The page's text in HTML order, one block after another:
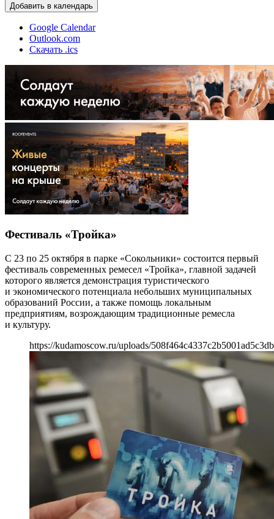
Добавить в календарь
Google Calendar
Outlook.com
Скачать .ics
Фестиваль «Тройка»
С 23 по 25 октября в парке «Сокольники» состоится первый
фестиваль современных ремесел «Тройка», главной задачей
которого является демонстрация туристического
и экономического потенциала небольших муниципальных
образований России, а также помощь локальным
предприятиям, возрождающим традиционные ремесла
и культуру.
https://kudamoscow.ru/uploads/